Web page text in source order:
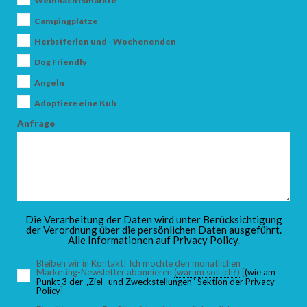
KINDER
Campingplätze
Herbstferien und - Wochenenden
Dog Friendly
Angeln
Adoptiere eine Kuh
Anfrage
Die Verarbeitung der Daten wird unter Berücksichtigung
der Verordnung über die persönlichen Daten ausgeführt.
Alle Informationen auf Privacy Policy.
Bleiben wir in Kontakt! Ich möchte den monatlichen
Marketing-Newsletter abonnieren (warum soll ich?) [(wie am
Punkt 3 der „Ziel- und Zweckstellungen“ Sektion der Privacy
Policy]